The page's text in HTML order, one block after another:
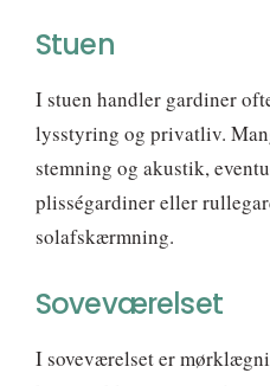
Stuen
I stuen handler gardiner
lysstyring og privatliv.
stemning og akustik,
plisségardiner eller
solafskærmning.
Soveværelset
I soveværelset er